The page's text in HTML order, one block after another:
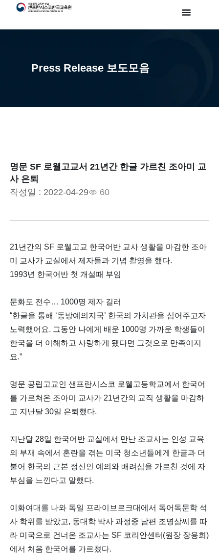
Press Release 보도모음
명문 SF 로웰고교서 21년간 한글 가르친 조아미 교
사 은퇴
작성일 : 2022-04-29 60
21년간의 SF 로웰고교 한국어반 교사 생활을 마감한 조아
미 교사가 교실에서 제자들과 기념 촬영을 했다.
1993년 한국어반 첫 개설때 부임
문화도 전수… 1000명 제자 길러
“한글을 통해 ‘동방예의지국’ 한국의 가치관을 심어주고자
노력했어요. 그동안 나에게 배운 1000명 가까운 학생들이
한국을 더 이해하고 사랑하게 됐다면 그것으로 만족이지
요.”
명문 공립고교인 샌프란시스코 로웰고등학교에서 한국어
를 가르쳐온 조아미 교사가 21년간의 교직 생활을 마감하
고 지난달 30일 은퇴했다.
지난달 28일 한국어반 교실에서 만난 조교사는 인성 교육
의 부재 속에서 혼란을 겪는 미국 청소년들에게 한글과 더
불어 한국의 근본 정신인 예의와 배려심을 가르친 것에 자
부심을 느낀다고 말했다.
이화여대를 나와 독일 프라이브르크대에서 독어독문학 석
사 학위를 받았고, 동대학 박사 과정중 남편 조명삼씨를 따
라 미국으로 건너온 조교사는 SF 코리안센터(원장 장용희)
에서 처음 한국어를 가르쳤다.